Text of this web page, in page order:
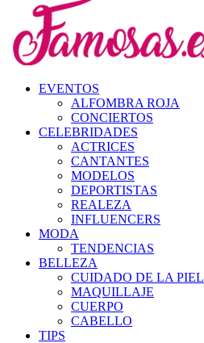
EVENTOS
ALFOMBRA ROJA
CONCIERTOS
CELEBRIDADES
ACTRICES
CANTANTES
MODELOS
DEPORTISTAS
REALEZA
INFLUENCERS
MODA
TENDENCIAS
BELLEZA
CUIDADO DE LA PIEL
MAQUILLAJE
CUERPO
CABELLO
TIPS